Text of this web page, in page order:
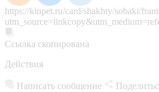
https://kinpet.ru/card/shakhty/sobaki/
Ссылка скопирована
Действия
Написать сообщение